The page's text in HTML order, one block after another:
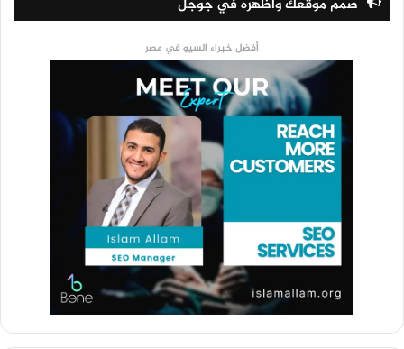
صمم موقعك وأظهره في جوجل
أفضل خبراء السيو في مصر